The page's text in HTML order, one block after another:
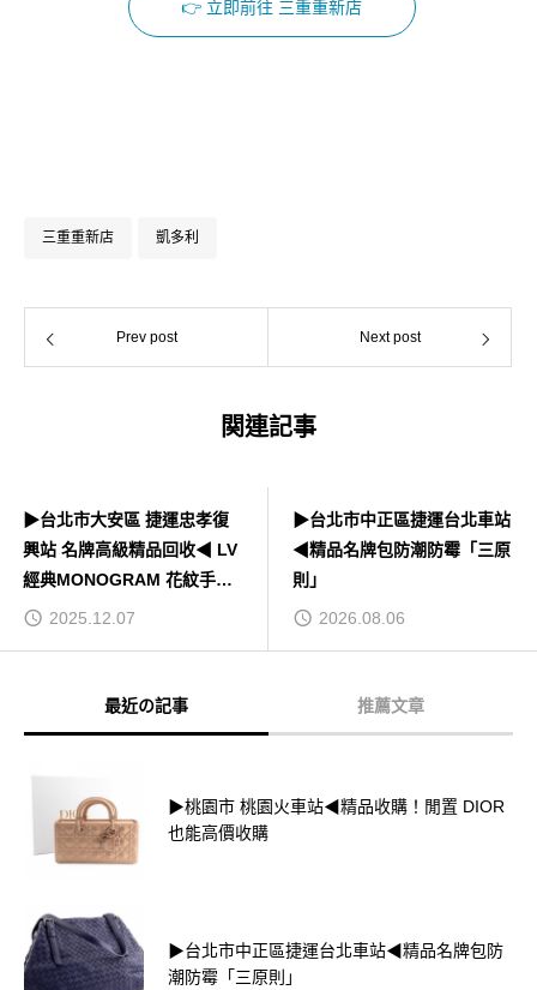
👉 立即前往 三重重新店
三重重新店 凱多利
Prev post Next post
関連記事
▶台北市大安區 捷運忠孝復
興站 名牌高級精品回收◀ LV
經典MONOGRAM 花紋手提
化妝箱包
2025.12.07
▶台北市中正區捷運台北車站
◀精品名牌包防潮防霉「三原
則」
2026.08.06
最近の記事 推薦文章
▶桃園市 桃園火車站◀精品收購！閒置 DIOR
也能高價收購
▶台北市中正區捷運台北車站◀精品名牌包防
潮防霉「三原則」